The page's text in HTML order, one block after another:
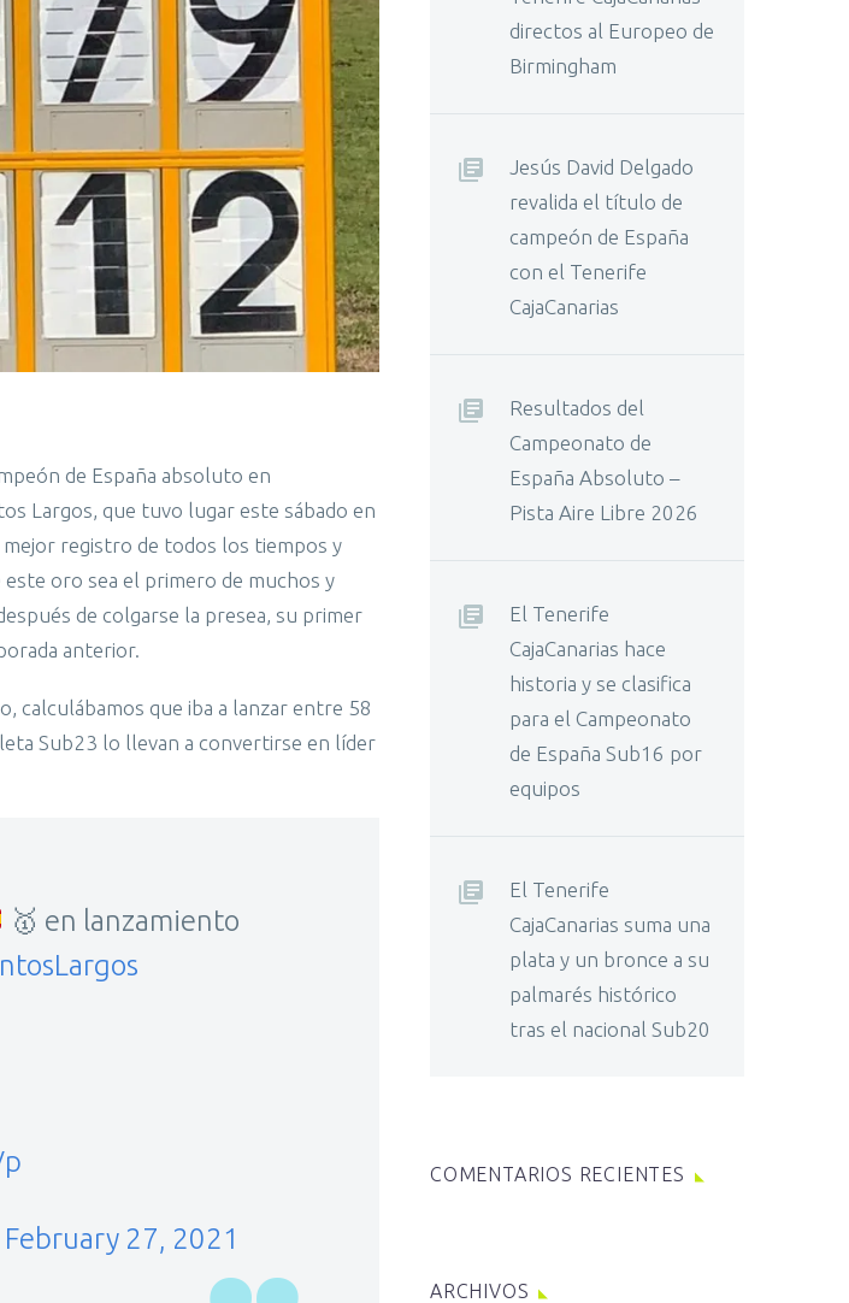
de España absoluto en
Largos, que tuvo lugar este sábado en
mejor registro de todos los tiempos y
oro sea el primero de muchos y
de colgarse la presea, su primer
anterior.
calculábamos que iba a lanzar entre 58
Sub23 lo llevan a convertirse en líder
🥇 en lanzamiento
February 27, 2021
directos al Europeo de
Birmingham
Jesús David Delgado
revalida el título de
campeón de España
con el Tenerife
CajaCanarias
Resultados del
Campeonato de
España Absoluto –
Pista Aire Libre 2026
El Tenerife
CajaCanarias hace
historia y se clasifica
para el Campeonato
de España Sub16 por
equipos
El Tenerife
CajaCanarias suma una
plata y un bronce a su
palmarés histórico
tras el nacional Sub20
COMENTARIOS RECIENTES
ARCHIVOS